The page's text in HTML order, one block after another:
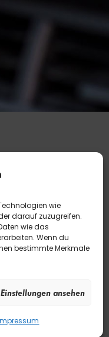
wie
darauf zuzugreifen.
wie das
Wenn du
bestimmte Merkmale
Einstellungen ansehen
GmbH